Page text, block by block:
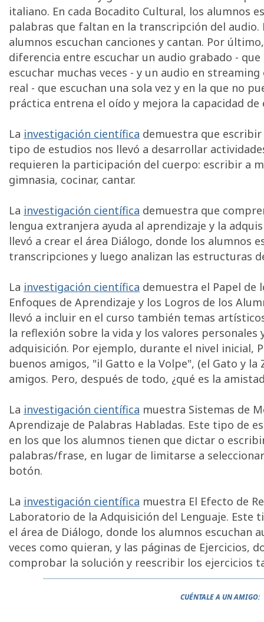
italiano. En cada Bocadito Cultural, los alumnos
palabras que faltan en la transcripción del audio.
alumnos escuchan canciones y cantan. Por
diferencia entre escuchar un audio grabado -
escuchar muchas veces - y un audio en
real - que escuchan una sola vez y en la que no
práctica entrena el oído y mejora la capacidad de
La investigación científica demuestra que escribir
tipo de estudios nos llevó a desarrollar
requieren la participación del cuerpo: escribir a
gimnasia, cocinar, cantar.
La investigación científica demuestra que
lengua extranjera ayuda al aprendizaje y la
llevó a crear el área Diálogo, donde los alumnos
transcripciones y luego analizan las estructuras
La investigación científica demuestra el Papel de
Enfoques de Aprendizaje y los Logros de los
llevó a incluir en el curso también temas
la reflexión sobre la vida y los valores personales
adquisición. Por ejemplo, durante el nivel inicial,
buenos amigos, "il Gatto e la Volpe", (el Gato y la
amigos. Pero, después de todo, ¿qué es la
La investigación científica muestra Sistemas de
Aprendizaje de Palabras Habladas. Este tipo de
en los que los alumnos tienen que dictar o
palabras/frase, en lugar de limitarse a
botón.
La investigación científica muestra El Efecto de
Laboratorio de la Adquisición del Lenguaje. Este
el área de Diálogo, donde los alumnos escuchan
veces como quieran, y las páginas de Ejercicios,
comprobar la solución y reescribir los ejercicios
CUÉNTALE A UN AMIGO: